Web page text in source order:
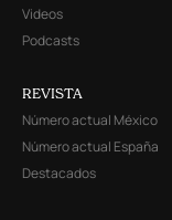
Videos
Podcasts
REVISTA
Número actual México
Número actual España
Destacados